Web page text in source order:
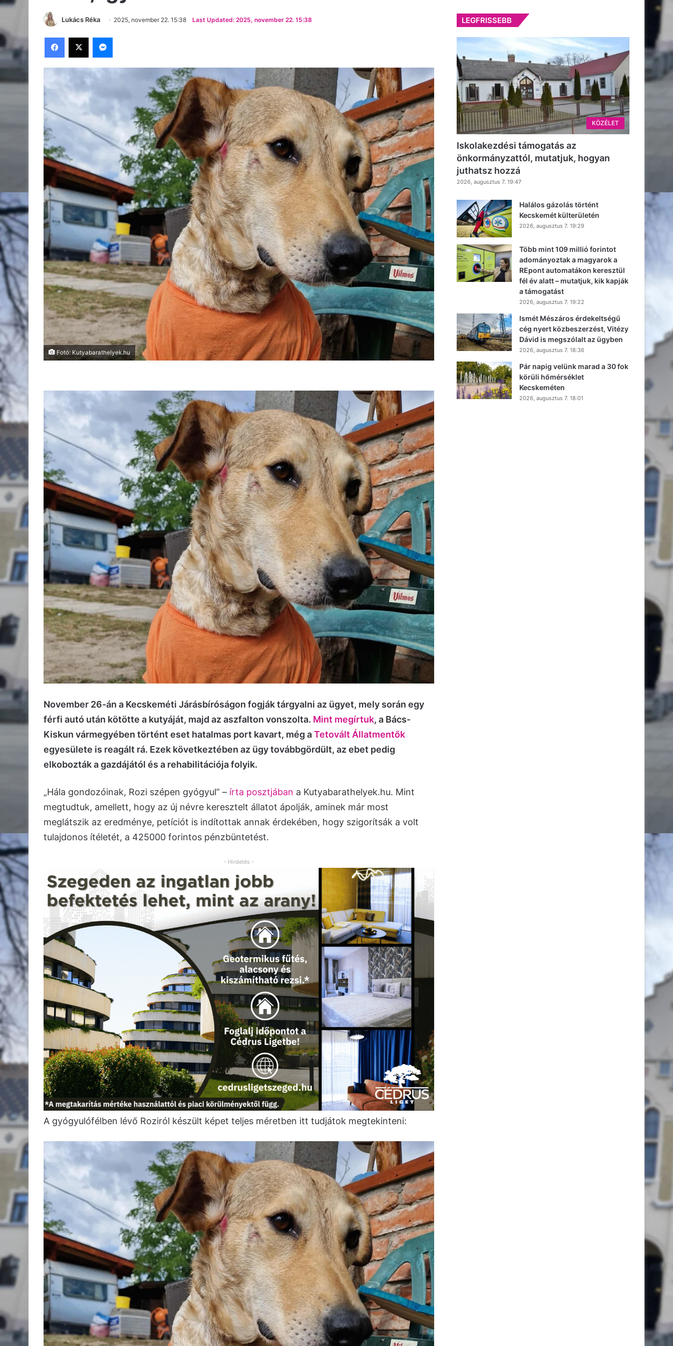
Lukács Réka 2025, november 22. 15:38 Last Updated: 2025, november 22. 15:38
Facebook
X Messenger
Fotó: Kutyabarathelyek.hu
November 26-án a Kecskeméti Járásbíróságon fogják tárgyalni az ügyet, mely során egy
férfi autó után kötötte a kutyáját, majd az aszfalton vonszolta. Mint megírtuk, a Bács-
Kiskun vármegyében történt eset hatalmas port kavart, még aTetovált Állatmentők
egyesülete is reagált rá. Ezek következtében az ügy továbbgördült, az ebet pedig
elkobozták a gazdájától és a rehabilitációja folyik.
„Hála gondozóinak, Rozi szépen gyógyul” – írta posztjában a Kutyabarathelyek.hu. Mint
megtudtuk, amellett, hogy az új névre keresztelt állatot ápolják, aminek már most
meglátszik az eredménye, petíciót is indítottak annak érdekében, hogy szigorítsák a volt
tulajdonos ítéletét, a 425000 forintos pénzbüntetést.
- Hirdetés -
A gyógyulófélben lévő Roziról készült képet teljes méretben itt tudjátok megtekinteni:
LEGFRISSEBB
KÖZÉLET
Iskolakezdési támogatás az
önkormányzattól, mutatjuk, hogyan
juthatsz hozzá
2026, augusztus 7. 19:47
Halálos gázolás történt
Kecskemét külterületén
2026, augusztus 7. 19:29
Több mint 109 millió forintot
adományoztak a magyarok a
REpont automatákon keresztül
fél év alatt – mutatjuk, kik kapják
a támogatást
2026, augusztus 7. 19:22
Ismét Mészáros érdekeltségű
cég nyert közbeszerzést, Vitézy
Dávid is megszólalt az ügyben
2026, augusztus 7. 18:36
Pár napig velünk marad a 30 fok
körüli hőmérséklet
Kecskeméten
2026, augusztus 7. 18:01